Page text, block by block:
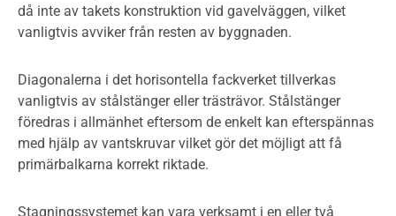
då inte av takets konstruktion vid gavelväggen, vilket
vanligtvis avviker från resten av byggnaden.
Diagonalerna i det horisontella fackverket tillverkas
vanligtvis av stålstänger eller trästrävor. Stålstänger
föredras i allmänhet eftersom de enkelt kan efterspännas
med hjälp av vantskruvar vilket gör det möjligt att få
primärbalkarna korrekt riktade.
Stagningssystemet kan vara verksamt i en eller två